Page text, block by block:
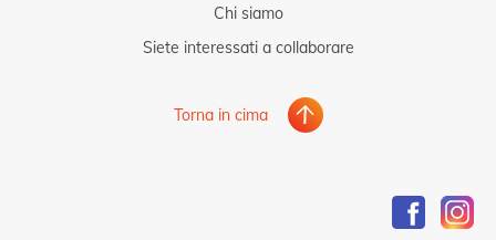
Chi siamo
Siete interessati a collaborare
Torna in cima